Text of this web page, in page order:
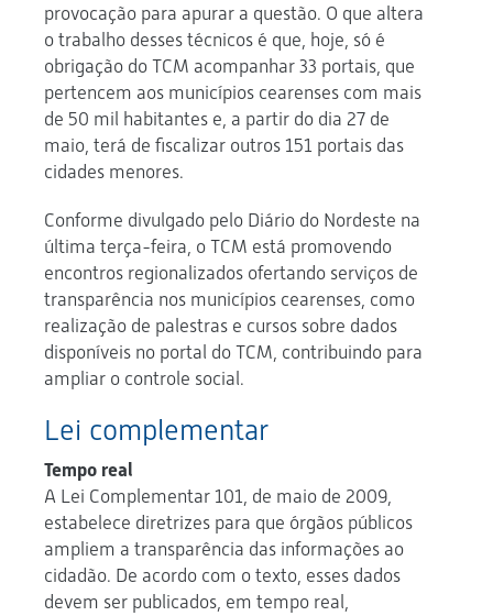
provocação para apurar a questão. O que altera
o trabalho desses técnicos é que, hoje, só é
obrigação do TCM acompanhar 33 portais, que
pertencem aos municípios cearenses com mais
de 50 mil habitantes e, a partir do dia 27 de
maio, terá de fiscalizar outros 151 portais das
cidades menores.
Conforme divulgado pelo Diário do Nordeste na
última terça-feira, o TCM está promovendo
encontros regionalizados ofertando serviços de
transparência nos municípios cearenses, como
realização de palestras e cursos sobre dados
disponíveis no portal do TCM, contribuindo para
ampliar o controle social.
Lei complementar
Tempo real
A Lei Complementar 101, de maio de 2009,
estabelece diretrizes para que órgãos públicos
ampliem a transparência das informações ao
cidadão. De acordo com o texto, esses dados
devem ser publicados, em tempo real,